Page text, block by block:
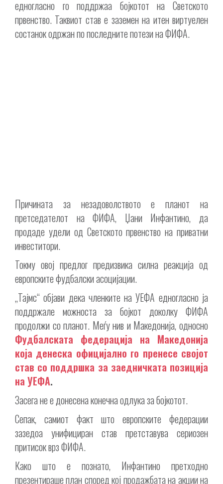
едногласно го поддржаа бојкотот на Светското
првенство. Таквиот став е заземен на итен виртуелен
состанок одржан по последните потези на ФИФА.
Причината за незадоволството е планот на
претседателот на ФИФА, Џани Инфантино, да
продаде удели од Светското првенство на приватни
инвеститори.
Токму овој предлог предизвика силна реакција од
европските фудбалски асоцијации.
„Тајмс“ објави дека членките на УЕФА едногласно ја
поддржале можноста за бојкот доколку ФИФА
продолжи со планот. Меѓу нив и Македонија, односно
Фудбалската федерација на Македонија
која денеска официјално го пренесе својот
став со поддршка за заедничката позиција
на УЕФА.
Засега не е донесена конечна одлука за бојкотот.
Сепак, самиот факт што европските федерации
зазедоа унифициран став претставува сериозен
притисок врз ФИФА.
Како што е познато, Инфантино претходно
презентираше план според кој продажбата на акции на